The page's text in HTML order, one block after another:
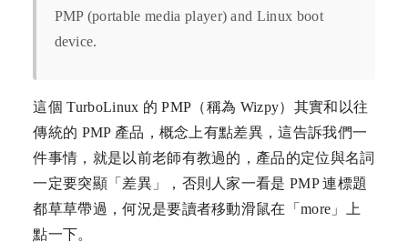
PMP (portable media player) and Linux boot
device.
這個 TurboLinux 的 PMP（稱為 Wizpy）其實和以往
傳統的 PMP 產品，概念上有點差異，這告訴我們一
件事情，就是以前老師有教過的，產品的定位與名詞
一定要突顯「差異」，否則人家一看是 PMP 連標題
都草草帶過，何況是要讀者移動滑鼠在「more」上
點一下。